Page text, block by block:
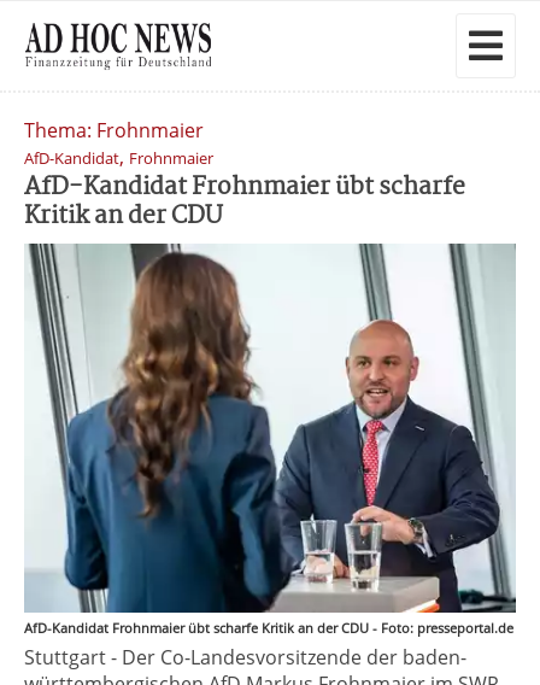
Thema: Frohnmaier
AfD-Kandidat, Frohnmaier
AfD-Kandidat Frohnmaier übt scharfe
Kritik an der CDU
AfD-Kandidat Frohnmaier übt scharfe Kritik an der CDU - Foto: presseportal.de
Stuttgart - Der Co-Landesvorsitzende der baden-